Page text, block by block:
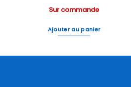
Sur commande
Ajouter au panier